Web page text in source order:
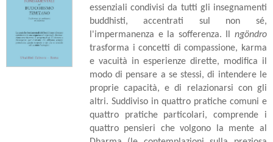
essenziali condivisi da tutti gli insegnamenti
buddhisti, accentrati sul non sé,
l'impermanenza e la sofferenza. Il ngöndro
trasforma i concetti di compassione, karma
e vacuità in esperienze dirette, modifica il
modo di pensare a se stessi, di intendere le
proprie capacità, e di relazionarsi con gli
altri. Suddiviso in quattro pratiche comuni e
quattro pratiche particolari, comprende i
quattro pensieri che volgono la mente al